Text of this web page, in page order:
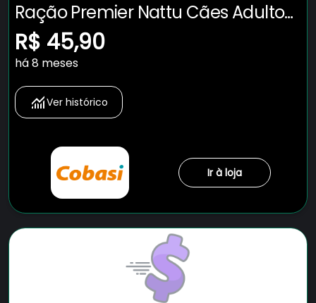
Ração Premier Nattu Cães Adultos
Mandioca Pequeno Porte
R$ 45,90
há 8 meses
Ver histórico
Ir à loja